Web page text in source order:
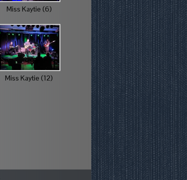
Miss Kaytie (6)
Miss Kaytie (12)